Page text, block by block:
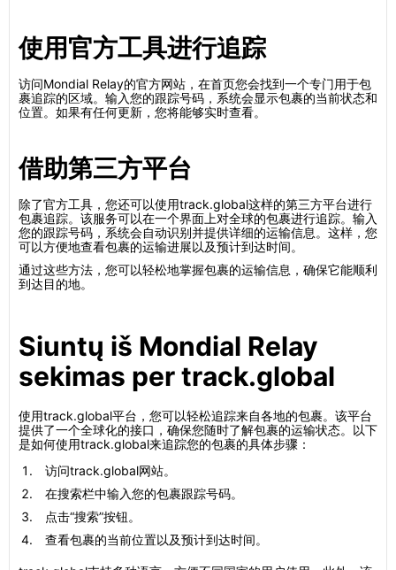
使用官方工具进行追踪
访问Mondial Relay的官方网站，在首页您会找到一个专门用于包
裹追踪的区域。输入您的跟踪号码，系统会显示包裹的当前状态和
位置。如果有任何更新，您将能够实时查看。
借助第三方平台
除了官方工具，您还可以使用track.global这样的第三方平台进行
包裹追踪。该服务可以在一个界面上对全球的包裹进行追踪。输入
您的跟踪号码，系统会自动识别并提供详细的运输信息。这样，您
可以方便地查看包裹的运输进展以及预计到达时间。
通过这些方法，您可以轻松地掌握包裹的运输信息，确保它能顺利
到达目的地。
Siuntų iš Mondial Relay
sekimas per track.global
使用track.global平台，您可以轻松追踪来自各地的包裹。该平台
提供了一个全球化的接口，确保您随时了解包裹的运输状态。以下
是如何使用track.global来追踪您的包裹的具体步骤：
访问track.global网站。
在搜索栏中输入您的包裹跟踪号码。
点击“搜索”按钮。
查看包裹的当前位置以及预计到达时间。